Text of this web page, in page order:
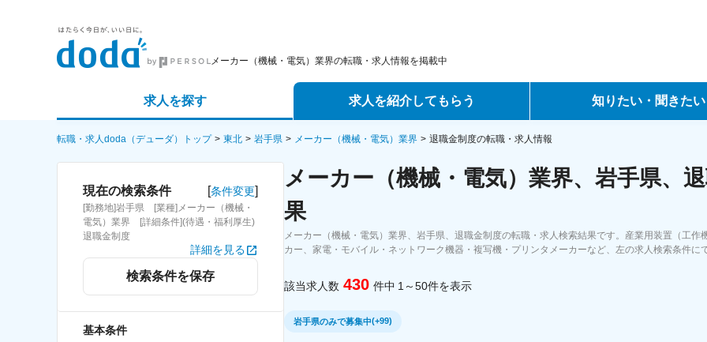
メーカー（機械・電気）業界の転職・求人情報を掲載中
求人を探す
詳細条件から探す
求人特集から探す
求人を紹介してもらう
エージェントサービス
スカウトサービス
知りたい・聞きたい
転職ノウハウ
データで見る転職
転職Q&A
転職・求人doda（デューダ）トップ 東北 岩手県 メーカー（機械・電気）業界 退職金制度の転職・求人情報
現在の検索条件 [条件変更]
[勤務地]岩手県 [業種]メーカー（機械・
電気）業界 [詳細条件](待遇・福利厚生)
退職金制度
詳細を見る
検索条件を保存
基本条件
メーカー（機械・電気）業界、岩手県、
果
メーカー（機械・電気）業界、岩手県、退職金制度の転職・求人検索結果です。産業用装置（工
カー、家電・モバイル・ネットワーク機器・複写機・プリンタメーカーなど、左の求人検索条件に
該当求人数 430 件中 1～50件を表示
岩手県のみで募集中(+99)